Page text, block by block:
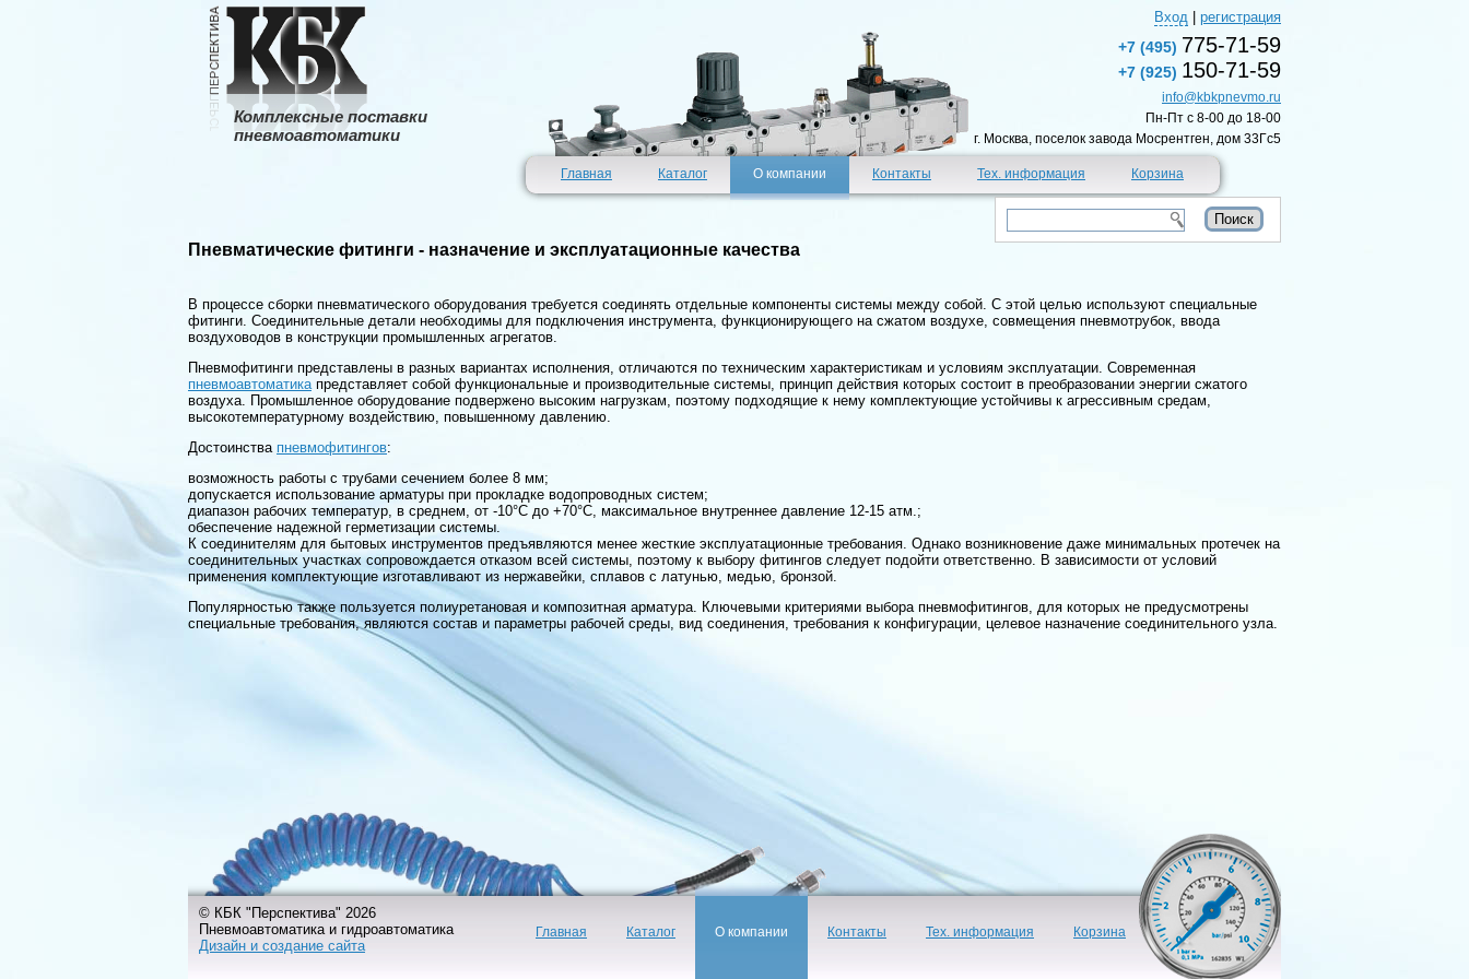
Комплексные поставки
пневмоавтоматики
Вход регистрация
+7 (495) 775-71-59
+7 (925) 150-71-59
info@kbkpnevmo.ru
Пн-Пт c 8-00 до 18-00
г. Москва, поселок завода Мосрентген, дом 33Гс5
Главная Каталог О компании Контакты Тех. информация Корзина
Пневматические фитинги - назначение и эксплуатационные качества
В процессе сборки пневматического оборудования требуется соединять отдельные компоненты системы между собой. С этой целью используют специальные
фитинги. Соединительные детали необходимы для подключения инструмента, функционирующего на сжатом воздухе, совмещения пневмотрубок, ввода
воздуховодов в конструкции промышленных агрегатов.
Пневмофитинги представлены в разных вариантах исполнения, отличаются по техническим характеристикам и условиям эксплуатации. Современная
пневмоавтоматикапредставляет собой функциональные и производительные системы, принцип действия которых состоит в преобразовании энергии сжатого
воздуха. Промышленное оборудование подвержено высоким нагрузкам, поэтому подходящие к нему комплектующие устойчивы к агрессивным средам,
высокотемпературному воздействию, повышенному давлению.
Достоинства пневмофитингов:
возможность работы с трубами сечением более 8 мм;
допускается использование арматуры при прокладке водопроводных систем;
диапазон рабочих температур, в среднем, от -10°С до +70°С, максимальное внутреннее давление 12-15 атм.;
обеспечение надежной герметизации системы.
К соединителям для бытовых инструментов предъявляются менее жесткие эксплуатационные требования. Однако возникновение даже минимальных протечек на
соединительных участках сопровождается отказом всей системы, поэтому к выбору фитингов следует подойти ответственно. В зависимости от условий
применения комплектующие изготавливают из нержавейки, сплавов с латунью, медью, бронзой.
Популярностью также пользуется полиуретановая и композитная арматура. Ключевыми критериями выбора пневмофитингов, для которых не предусмотрены
специальные требования, являются состав и параметры рабочей среды, вид соединения, требования к конфигурации, целевое назначение соединительного узла.
© КБК "Перспектива" 2026
Пневмоавтоматика и гидроавтоматика
Дизайн и создание сайта
Главная Каталог О компании Контакты Тех. информация Корзина